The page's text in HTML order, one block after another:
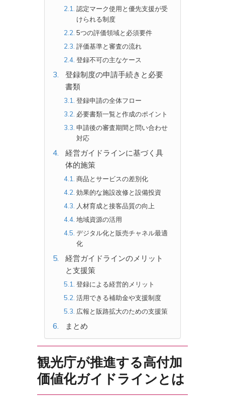
認定マーク使用と優先支援が受
けられる制度
5つの評価領域と必須要件
評価基準と審査の流れ
登録不可の主なケース
登録制度の申請手続きと必要
書類
登録申請の全体フロー
必要書類一覧と作成のポイント
申請後の審査期間と問い合わせ
対応
経営ガイドラインに基づく具
体的施策
商品とサービスの差別化
効果的な施設改修と設備投資
人材育成と接客品質の向上
地域資源の活用
デジタル化と販売チャネル最適
化
経営ガイドラインのメリット
と支援策
登録による経営的メリット
活用できる補助金や支援制度
広報と販路拡大のための支援策
まとめ
観光庁が推進する高付加
価値化ガイドラインとは